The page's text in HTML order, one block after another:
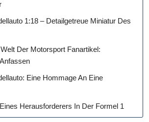
1:18 – Detailgetreue Miniatur Des
Der Motorsport Fanartikel:
Eine Hommage An Eine
Herausforderers In Der Formel 1